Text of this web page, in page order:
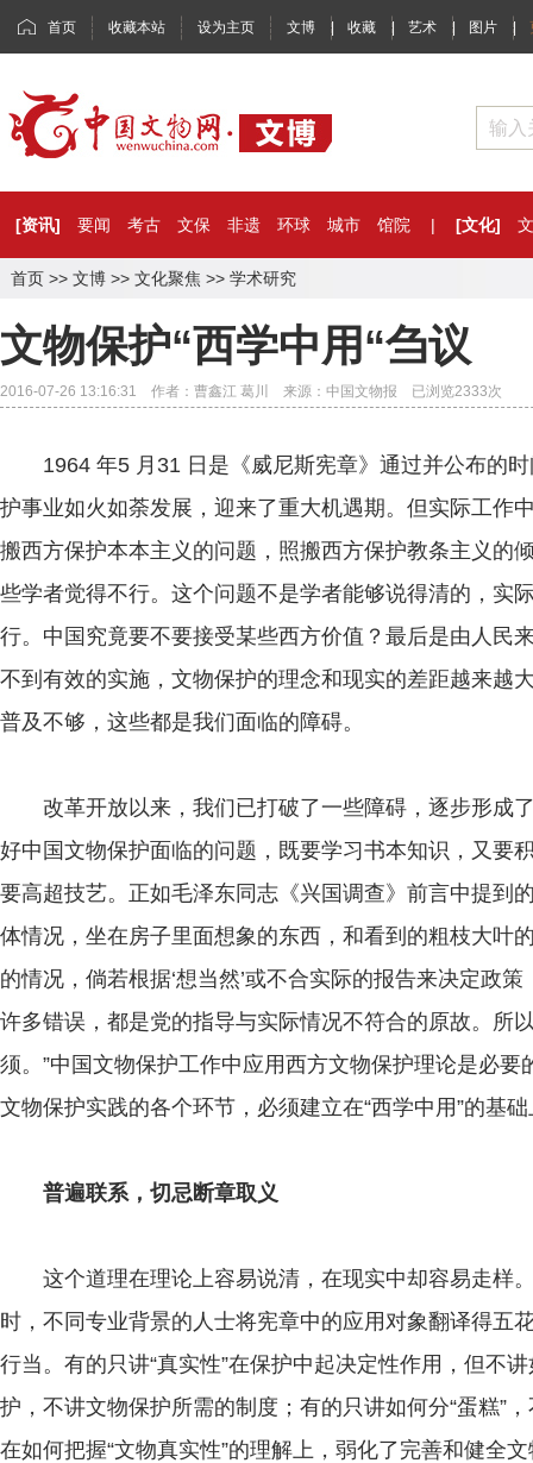
首页 收藏本站 设为主页 文博 | 收藏 | 艺术 | 图片 |
[资讯] 要闻 考古 文保 非遗 环球 城市 馆院 | [文化]
首页 >> 文博 >> 文化聚焦 >> 学术研究
文物保护“西学中用“刍议
2016-07-26 13:16:31 作者：曹鑫江 葛川 来源：中国文物报 已浏览2333次
1964 年5 月31 日是《威尼斯宪章》通过并公布的时
护事业如火如荼发展，迎来了重大机遇期。但实际工作
搬西方保护本本主义的问题，照搬西方保护教条主义的
些学者觉得不行。这个问题不是学者能够说得清的，实
行。中国究竟要不要接受某些西方价值？最后是由人民
不到有效的实施，文物保护的理念和现实的差距越来越
普及不够，这些都是我们面临的障碍。
改革开放以来，我们已打破了一些障碍，逐步形成
好中国文物保护面临的问题，既要学习书本知识，又要
要高超技艺。正如毛泽东同志《兴国调查》前言中提到
体情况，坐在房子里面想象的东西，和看到的粗枝大叶
的情况，倘若根据‘想当然’或不合实际的报告来决定政
许多错误，都是党的指导与实际情况不符合的原故。所
须。”中国文物保护工作中应用西方文物保护理论是必
文物保护实践的各个环节，必须建立在“西学中用”的基
普遍联系，切忌断章取义
这个道理在理论上容易说清，在现实中却容易走样
时，不同专业背景的人士将宪章中的应用对象翻译得五
行当。有的只讲“真实性”在保护中起决定性作用，但不
护，不讲文物保护所需的制度；有的只讲如何分“蛋糕”
在如何把握“文物真实性”的理解上，弱化了完善和健全